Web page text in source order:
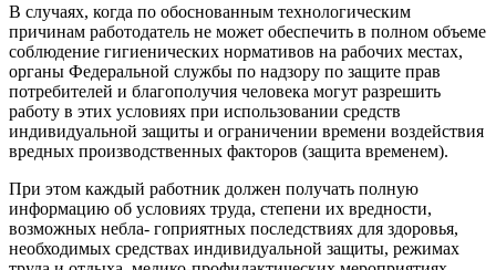
В случаях, когда по обоснованным технологическим
причинам работодатель не может обеспечить в полном объеме
соблюдение гигиенических нормативов на рабочих местах,
органы Федеральной службы по надзору по защите прав
потребителей и благополучия человека могут разрешить
работу в этих условиях при использовании средств
индивидуальной защиты и ограничении времени воздействия
вредных производственных факторов (защита временем).
При этом каждый работник должен получать полную
информацию об условиях труда, степени их вредности,
возможных небла- гоприятных последствиях для здоровья,
необходимых средствах индивидуальной защиты, режимах